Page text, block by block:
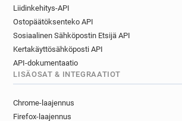
Liidinkehitys-API
Ostopäätöksenteko API
Sosiaalinen Sähköpostin Etsijä API
Kertakäyttösähköposti API
API-dokumentaatio
LISÄOSAT & INTEGRAATIOT
Chrome-laajennus
Firefox-laajennus